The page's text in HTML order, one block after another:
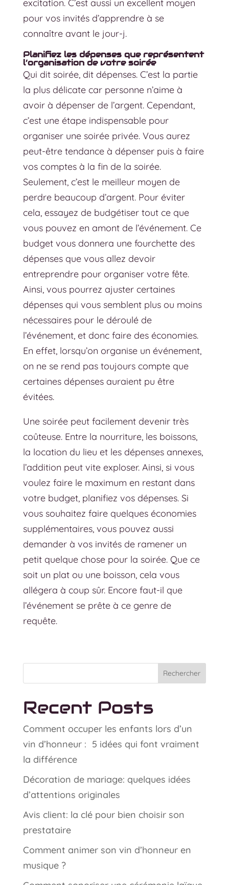
excitation. C’est aussi un excellent moyen
pour vos invités d’apprendre à se
connaître avant le jour-j.
Planifiez les dépenses que représentent
l’organisation de votre soirée
Qui dit soirée, dit dépenses. C’est la partie
la plus délicate car personne n’aime à
avoir à dépenser de l’argent. Cependant,
c’est une étape indispensable pour
organiser une soirée privée. Vous aurez
peut-être tendance à dépenser puis à faire
vos comptes à la fin de la soirée.
Seulement, c’est le meilleur moyen de
perdre beaucoup d’argent. Pour éviter
cela, essayez de budgétiser tout ce que
vous pouvez en amont de l’événement. Ce
budget vous donnera une fourchette des
dépenses que vous allez devoir
entreprendre pour organiser votre fête.
Ainsi, vous pourrez ajuster certaines
dépenses qui vous semblent plus ou moins
nécessaires pour le déroulé de
l’événement, et donc faire des économies.
En effet, lorsqu’on organise un événement,
on ne se rend pas toujours compte que
certaines dépenses auraient pu être
évitées.
Une soirée peut facilement devenir très
coûteuse. Entre la nourriture, les boissons,
la location du lieu et les dépenses annexes,
l’addition peut vite exploser. Ainsi, si vous
voulez faire le maximum en restant dans
votre budget, planifiez vos dépenses. Si
vous souhaitez faire quelques économies
supplémentaires, vous pouvez aussi
demander à vos invités de ramener un
petit quelque chose pour la soirée. Que ce
soit un plat ou une boisson, cela vous
allégera à coup sûr. Encore faut-il que
l’événement se prête à ce genre de
requête.
Rechercher
Recent Posts
Comment occuper les enfants lors d’un
vin d’honneur : 5 idées qui font vraiment
la différence
Décoration de mariage: quelques idées
d’attentions originales
Avis client: la clé pour bien choisir son
prestataire
Comment animer son vin d’honneur en
musique ?